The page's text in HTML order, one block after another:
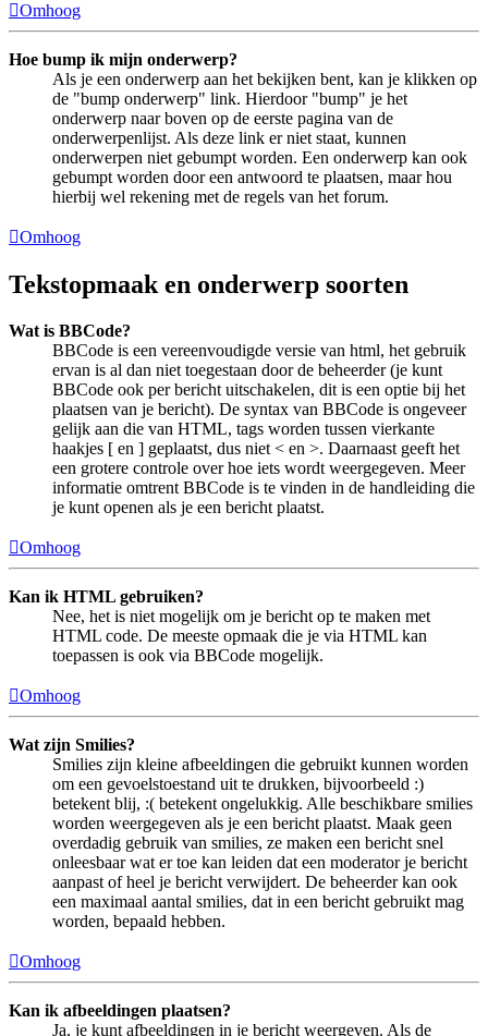
Omhoog
Hoe bump ik mijn onderwerp?
Als je een onderwerp aan het bekijken bent, kan je klikken op
de "bump onderwerp" link. Hierdoor "bump" je het
onderwerp naar boven op de eerste pagina van de
onderwerpenlijst. Als deze link er niet staat, kunnen
onderwerpen niet gebumpt worden. Een onderwerp kan ook
gebumpt worden door een antwoord te plaatsen, maar hou
hierbij wel rekening met de regels van het forum.
Omhoog
Tekstopmaak en onderwerp soorten
Wat is BBCode?
BBCode is een vereenvoudigde versie van html, het gebruik
ervan is al dan niet toegestaan door de beheerder (je kunt
BBCode ook per bericht uitschakelen, dit is een optie bij het
plaatsen van je bericht). De syntax van BBCode is ongeveer
gelijk aan die van HTML, tags worden tussen vierkante
haakjes [ en ] geplaatst, dus niet < en >. Daarnaast geeft het
een grotere controle over hoe iets wordt weergegeven. Meer
informatie omtrent BBCode is te vinden in de handleiding die
je kunt openen als je een bericht plaatst.
Omhoog
Kan ik HTML gebruiken?
Nee, het is niet mogelijk om je bericht op te maken met
HTML code. De meeste opmaak die je via HTML kan
toepassen is ook via BBCode mogelijk.
Omhoog
Wat zijn Smilies?
Smilies zijn kleine afbeeldingen die gebruikt kunnen worden
om een gevoelstoestand uit te drukken, bijvoorbeeld :)
betekent blij, :( betekent ongelukkig. Alle beschikbare smilies
worden weergegeven als je een bericht plaatst. Maak geen
overdadig gebruik van smilies, ze maken een bericht snel
onleesbaar wat er toe kan leiden dat een moderator je bericht
aanpast of heel je bericht verwijdert. De beheerder kan ook
een maximaal aantal smilies, dat in een bericht gebruikt mag
worden, bepaald hebben.
Omhoog
Kan ik afbeeldingen plaatsen?
Ja, je kunt afbeeldingen in je bericht weergeven. Als de